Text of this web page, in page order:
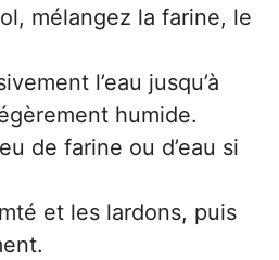
mélangez la farine, le
l’eau jusqu’à
humide.
de farine ou d’eau si
et les lardons, puis